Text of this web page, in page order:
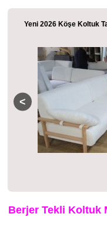
Koltuk Takımı Ultra
Berjer Tekli Koltuk